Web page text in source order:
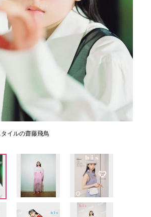
イルの齋藤飛鳥